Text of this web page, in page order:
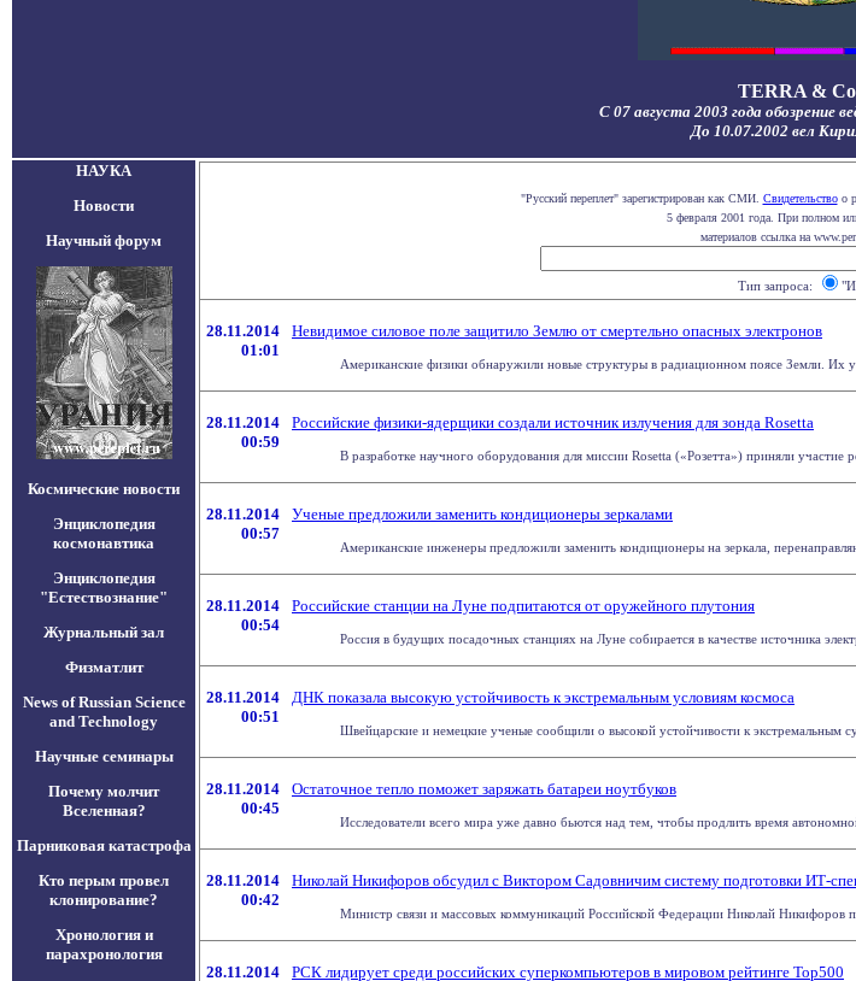
TERRA &
С 07 августа 2003 года обозрение
До 10.07.2002 вел
НАУКА
Новости
Научный форум
Космические новости
Энциклопедия
космонавтика
Энциклопедия
"Естествознание"
Журнальный зал
Физматлит
News of Russian Science
and Technology
Научные семинары
Почему молчит
Вселенная?
Парниковая катастрофа
Кто перым провел
клонирование?
Хронология и
парахронология
"Русский переплет" зарегистрирован как СМИ. Свидетельствоо
5 февраля 2001 года. При полном
материалов ссылка на
Тип запроса:
28.11.2014
01:01
Невидимое силовое поле защитило Землю от смертельно опасных электронов
Американские физики обнаружили новые структуры в радиационном поясе Земли. Их
28.11.2014
00:59
Российские физики-ядерщики создали источник излучения для зонда Rosetta
В разработке научного оборудования для миссии Rosetta («Розетта») приняли
28.11.2014
00:57
Ученые предложили заменить кондиционеры зеркалами
Американские инженеры предложили заменить кондиционеры на зеркала,
28.11.2014
00:54
Российские станции на Луне подпитаются от оружейного плутония
Россия в будущих посадочных станциях на Луне собирается в качестве источника
28.11.2014
00:51
ДНК показала высокую устойчивость к экстремальным условиям космоса
Швейцарские и немецкие ученые сообщили о высокой устойчивости к
28.11.2014
00:45
Остаточное тепло поможет заряжать батареи ноутбуков
Исследователи всего мира уже давно бьются над тем, чтобы продлить время
28.11.2014
00:42
Николай Никифоров обсудил с Виктором Садовничим систему подготовки ИТ-
Министр связи и массовых коммуникаций Российской Федерации Николай Никифоров
28.11.2014
РСК лидирует среди российских суперкомпьютеров в мировом рейтинге Top500